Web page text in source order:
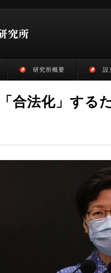
研究所概要 設
合法化」する